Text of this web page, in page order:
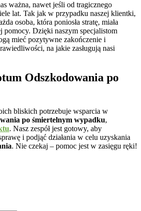
ważna, nawet jeśli od tragicznego
lat. Tak jak w przypadku naszej klientki,
osoba, która poniosła stratę, miała
pomocy. Dzięki naszym specjalistom
mieć pozytywne zakończenie i
na jakie zasługują nasi
Odszkodowania po
bliskich potrzebuje wsparcia w
po śmiertelnym wypadku,
. Nasz zespół jest gotowy, aby
i podjąć działania w celu uzyskania
. Nie czekaj – pomoc jest w zasięgu ręki!